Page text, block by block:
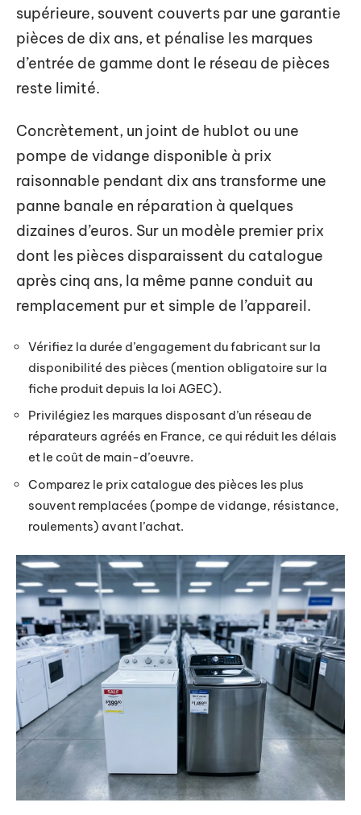
supérieure, souvent couverts par une garantie
pièces de dix ans, et pénalise les marques
d’entrée de gamme dont le réseau de pièces
reste limité.
Concrètement, un joint de hublot ou une
pompe de vidange disponible à prix
raisonnable pendant dix ans transforme une
panne banale en réparation à quelques
dizaines d’euros. Sur un modèle premier prix
dont les pièces disparaissent du catalogue
après cinq ans, la même panne conduit au
remplacement pur et simple de l’appareil.
Vérifiez la durée d’engagement du fabricant sur la
disponibilité des pièces (mention obligatoire sur la
fiche produit depuis la loi AGEC).
Privilégiez les marques disposant d’un réseau de
réparateurs agréés en France, ce qui réduit les délais
et le coût de main-d’oeuvre.
Comparez le prix catalogue des pièces les plus
souvent remplacées (pompe de vidange, résistance,
roulements) avant l’achat.